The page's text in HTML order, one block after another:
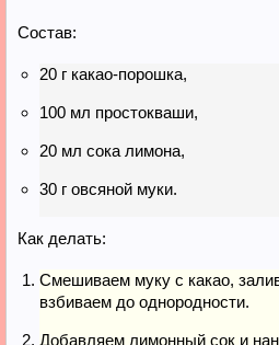
Состав:
20 г какао-порошка,
100 мл простокваши,
20 мл сока лимона,
30 г овсяной муки.
Как делать:
Смешиваем муку с какао,
взбиваем до однородности.
Добавляем лимонный сок и